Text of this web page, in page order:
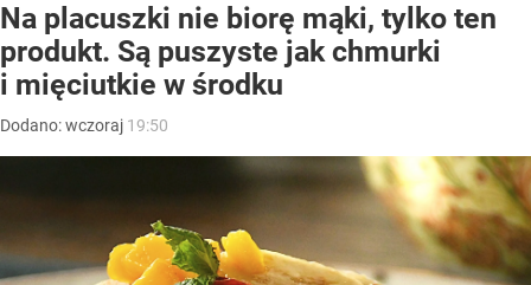
Na placuszki nie biorę mąki, tylko ten
produkt. Są puszyste jak chmurki
i mięciutkie w środku
Dodano:wczoraj 19:50